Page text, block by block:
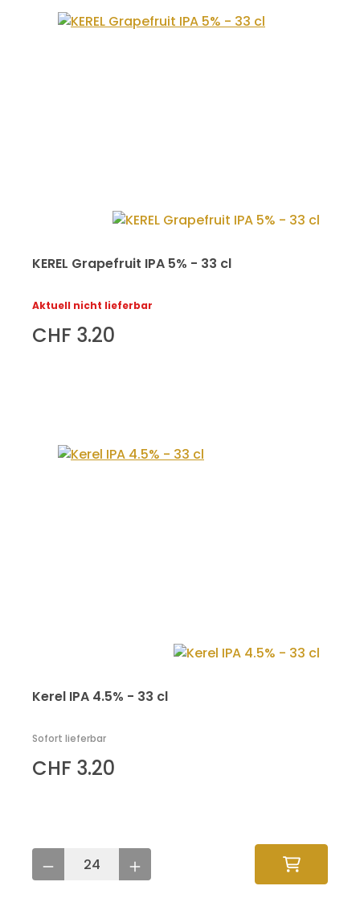
KEREL Grapefruit IPA 5% - 33 cl
Aktuell nicht lieferbar
CHF 3.20
Kerel IPA 4.5% - 33 cl
Sofort lieferbar
CHF 3.20